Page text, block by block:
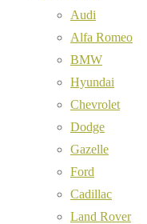
Audi
Alfa Romeo
BMW
Hyundai
Chevrolet
Dodge
Gazelle
Ford
Cadillac
Land Rover